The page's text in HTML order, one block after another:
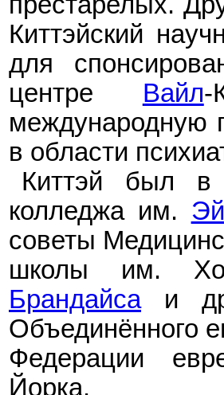
Киттэйский
для
центре Вайл-
международную
в области
Киттэй был в
колледжа им.
советы
школы им.
Брандайсаи др.
Объединённого
Федерации
Йорка.